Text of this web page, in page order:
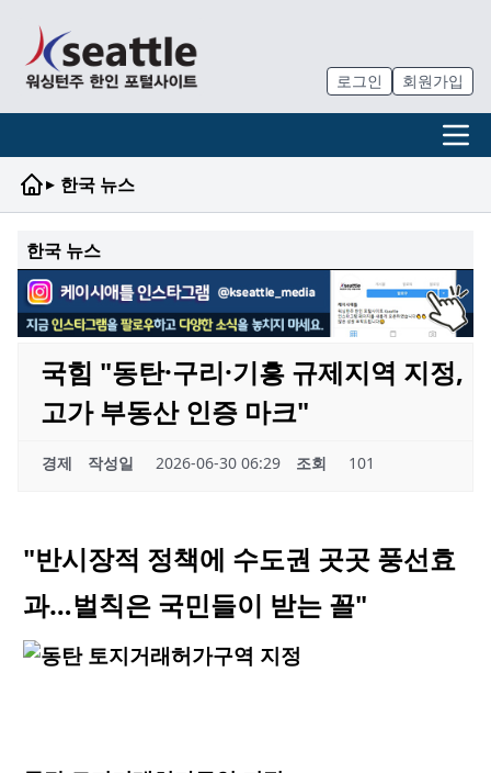
로그인 회원가입
▸ 한국 뉴스
한국 뉴스
국힘 "동탄·구리·기흥 규제지역 지정,
고가 부동산 인증 마크"
경제 작성일 2026-06-30 06:29 조회 101
"반시장적 정책에 수도권 곳곳 풍선효
과…벌칙은 국민들이 받는 꼴"